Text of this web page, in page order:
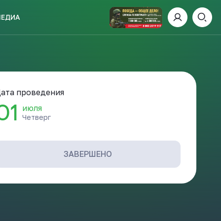
ИСКАТЬ
проведения
июля
Четверг
ЗАВЕРШЕНО